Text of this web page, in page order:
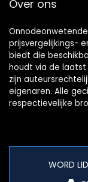
Over ons
prijsvergelijkings-
biedt die
houdt via de
zijn
eigenaren. Alle
respectievelijke
WORD